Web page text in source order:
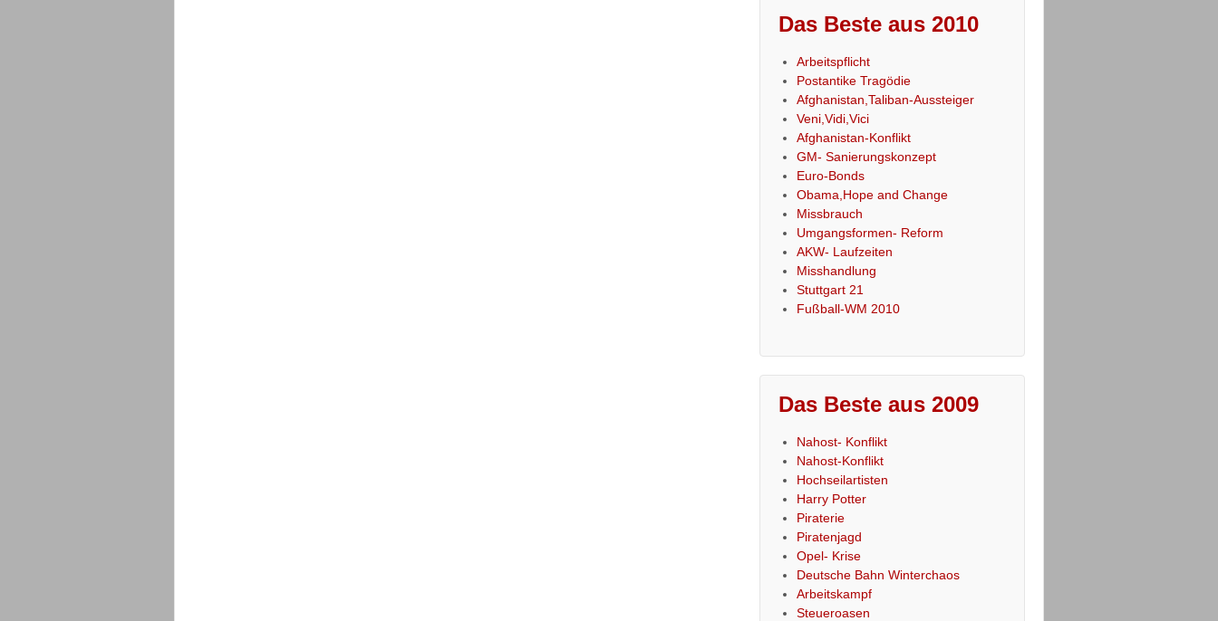
Das Beste aus 2010
Arbeitspflicht
Postantike Tragödie
Afghanistan,Taliban-Aussteiger
Veni,Vidi,Vici
Afghanistan-Konflikt
GM- Sanierungskonzept
Euro-Bonds
Obama,Hope and Change
Missbrauch
Umgangsformen- Reform
AKW- Laufzeiten
Misshandlung
Stuttgart 21
Fußball-WM 2010
Das Beste aus 2009
Nahost- Konflikt
Nahost-Konflikt
Hochseilartisten
Harry Potter
Piraterie
Piratenjagd
Opel- Krise
Deutsche Bahn Winterchaos
Arbeitskampf
Steueroasen